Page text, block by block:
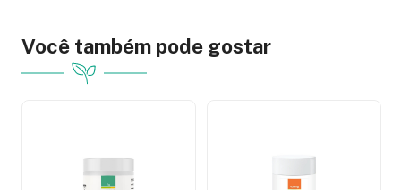
Você também pode gostar